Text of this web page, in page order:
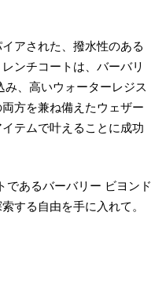
アされた、撥水性のある
ンチコートは、バーバリ
、高いウォーターレジス
方を兼ね備えたウェザー
テムで叶えることに成功
であるバーバリー ビヨンド
する自由を手に入れて。